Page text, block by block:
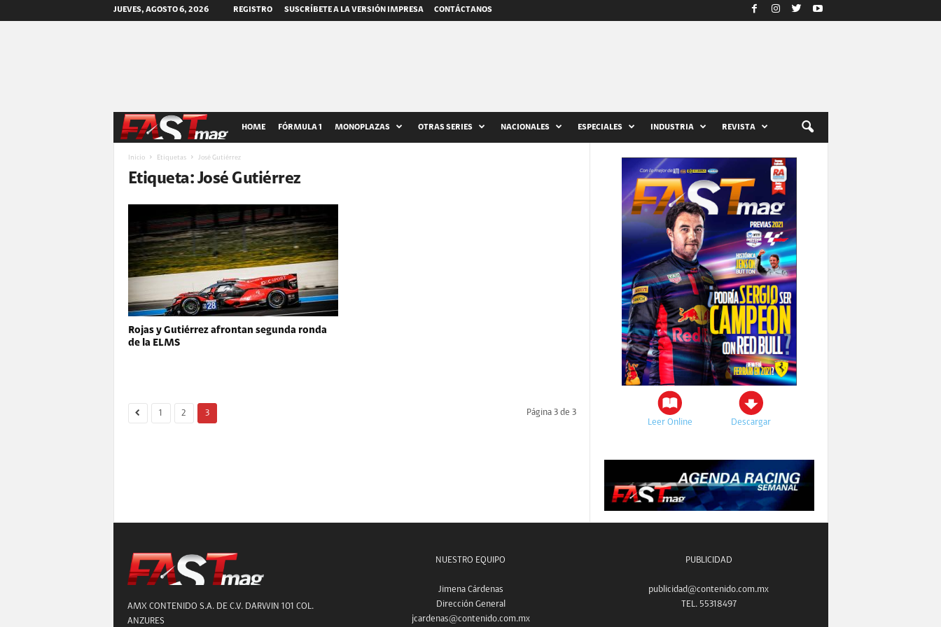
JUEVES, AGOSTO 6, 2026 REGISTRO SUSCRÍBETE A LA VERSIÓN IMPRESA CONTÁCTANOS
A
T
m
a
g
HOME FÓRMULA 1 MONOPLAZAS OTRAS SERIES NACIONALES ESPECIALES INDUSTRIA REVISTA
Inicio Etiquetas José Gutiérrez
Etiqueta: José Gutiérrez
Rojas y Gutiérrez afrontan segunda ronda
de la ELMS
1 2 3
Página 3 de 3
Leer Online
Descargar
AMX CONTENIDO S.A. DE C.V. DARWIN 101 COL.
ANZURES
NUESTRO EQUIPO
Jimena Cárdenas
Dirección General
jcardenas@contenido.com.mx
PUBLICIDAD
publicidad@contenido.com.mx
TEL. 55318497